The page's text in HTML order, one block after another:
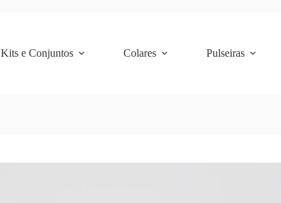
Kits e Conjuntos Colares Pulseiras